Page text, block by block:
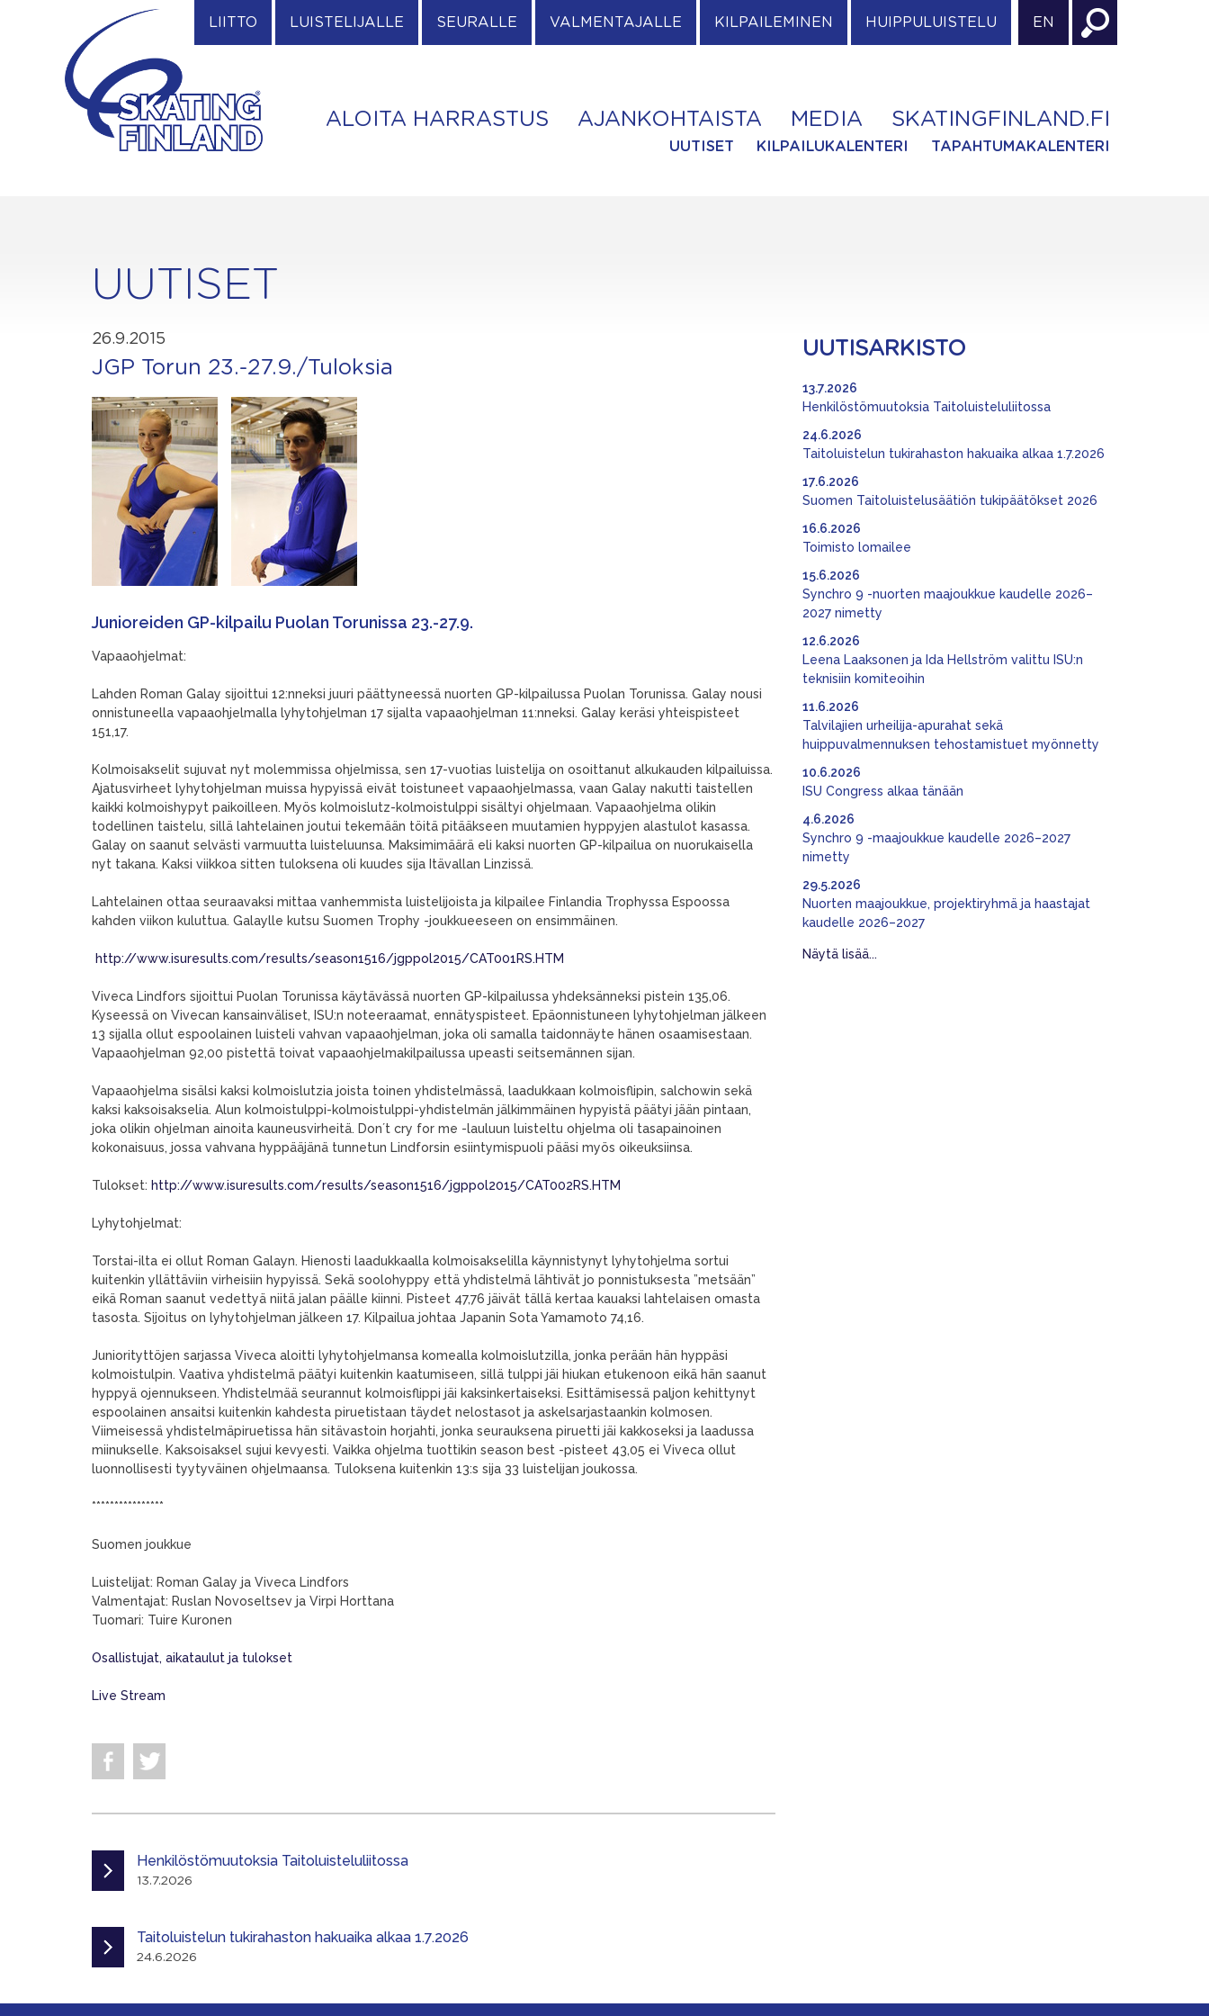
LIITTO LUISTELIJALLE SEURALLE VALMENTAJALLE KILPAILEMINEN HUIPPULUISTELU EN
ALOITA HARRASTUS AJANKOHTAISTA MEDIA SKATINGFINLAND.FI
UUTISET KILPAILUKALENTERI TAPAHTUMAKALENTERI
UUTISET
26.9.2015
JGP Torun 23.-27.9./Tuloksia
Junioreiden GP-kilpailu Puolan Torunissa 23.-27.9.
Vapaaohjelmat:
Lahden Roman Galay sijoittui 12:nneksi juuri päättyneessä nuorten GP-kilpailussa Puolan Torunissa. Galay nousi
onnistuneella vapaaohjelmalla lyhytohjelman 17 sijalta vapaaohjelman 11:nneksi. Galay keräsi yhteispisteet
151,17.
Kolmoisakselit sujuvat nyt molemmissa ohjelmissa, sen 17-vuotias luistelija on osoittanut alkukauden kilpailuissa.
Ajatusvirheet lyhytohjelman muissa hypyissä eivät toistuneet vapaaohjelmassa, vaan Galay nakutti taistellen
kaikki kolmoishypyt paikoilleen. Myös kolmoislutz-kolmoistulppi sisältyi ohjelmaan. Vapaaohjelma olikin
todellinen taistelu, sillä lahtelainen joutui tekemään töitä pitääkseen muutamien hyppyjen alastulot kasassa.
Galay on saanut selvästi varmuutta luisteluunsa. Maksimimäärä eli kaksi nuorten GP-kilpailua on nuorukaisella
nyt takana. Kaksi viikkoa sitten tuloksena oli kuudes sija Itävallan Linzissä.
Lahtelainen ottaa seuraavaksi mittaa vanhemmista luistelijoista ja kilpailee Finlandia Trophyssa Espoossa
kahden viikon kuluttua. Galaylle kutsu Suomen Trophy -joukkueeseen on ensimmäinen.
http://www.isuresults.com/results/season1516/jgppol2015/CAT001RS.HTM
Viveca Lindfors sijoittui Puolan Torunissa käytävässä nuorten GP-kilpailussa yhdeksänneksi pistein 135,06.
Kyseessä on Vivecan kansainväliset, ISU:n noteeraamat, ennätyspisteet. Epäonnistuneen lyhytohjelman jälkeen
13 sijalla ollut espoolainen luisteli vahvan vapaaohjelman, joka oli samalla taidonnäyte hänen osaamisestaan.
Vapaaohjelman 92,00 pistettä toivat vapaaohjelmakilpailussa upeasti seitsemännen sijan.
Vapaaohjelma sisälsi kaksi kolmoislutzia joista toinen yhdistelmässä, laadukkaan kolmoisflipin, salchowin sekä
kaksi kaksoisakselia. Alun kolmoistulppi-kolmoistulppi-yhdistelmän jälkimmäinen hypyistä päätyi jään pintaan,
joka olikin ohjelman ainoita kauneusvirheitä. Don´t cry for me -lauluun luisteltu ohjelma oli tasapainoinen
kokonaisuus, jossa vahvana hyppääjänä tunnetun Lindforsin esiintymispuoli pääsi myös oikeuksiinsa.
Tulokset: http://www.isuresults.com/results/season1516/jgppol2015/CAT002RS.HTM
Lyhytohjelmat:
Torstai-ilta ei ollut Roman Galayn. Hienosti laadukkaalla kolmoisakselilla käynnistynyt lyhytohjelma sortui
kuitenkin yllättäviin virheisiin hypyissä. Sekä soolohyppy että yhdistelmä lähtivät jo ponnistuksesta ”metsään”
eikä Roman saanut vedettyä niitä jalan päälle kiinni. Pisteet 47,76 jäivät tällä kertaa kauaksi lahtelaisen omasta
tasosta. Sijoitus on lyhytohjelman jälkeen 17. Kilpailua johtaa Japanin Sota Yamamoto 74,16.
Juniorityttöjen sarjassa Viveca aloitti lyhytohjelmansa komealla kolmoislutzilla, jonka perään hän hyppäsi
kolmoistulpin. Vaativa yhdistelmä päätyi kuitenkin kaatumiseen, sillä tulppi jäi hiukan etukenoon eikä hän saanut
hyppyä ojennukseen. Yhdistelmää seurannut kolmoisflippi jäi kaksinkertaiseksi. Esittämisessä paljon kehittynyt
espoolainen ansaitsi kuitenkin kahdesta piruetistaan täydet nelostasot ja askelsarjastaankin kolmosen.
Viimeisessä yhdistelmäpiruetissa hän sitävastoin horjahti, jonka seurauksena piruetti jäi kakkoseksi ja laadussa
miinukselle. Kaksoisaksel sujui kevyesti. Vaikka ohjelma tuottikin season best -pisteet 43,05 ei Viveca ollut
luonnollisesti tyytyväinen ohjelmaansa. Tuloksena kuitenkin 13:s sija 33 luistelijan joukossa.
****************
Suomen joukkue
Luistelijat: Roman Galay ja Viveca Lindfors
Valmentajat: Ruslan Novoseltsev ja Virpi Horttana
Tuomari: Tuire Kuronen
Osallistujat, aikataulut ja tulokset
Live Stream
Henkilöstömuutoksia Taitoluisteluliitossa
13.7.2026
Taitoluistelun tukirahaston hakuaika alkaa 1.7.2026
24.6.2026
UUTISARKISTO
Henkilöstömuutoksia Taitoluisteluliitossa
13.7.2026
Taitoluistelun tukirahaston hakuaika alkaa 1.7.2026
24.6.2026
Suomen Taitoluistelusäätiön tukipäätökset 2026
17.6.2026
Toimisto lomailee
16.6.2026
Synchro 9 -nuorten maajoukkue kaudelle 2026–
2027 nimetty
15.6.2026
Leena Laaksonen ja Ida Hellström valittu ISU:n
teknisiin komiteoihin
12.6.2026
Talvilajien urheilija-apurahat sekä
huippuvalmennuksen tehostamistuet myönnetty
11.6.2026
ISU Congress alkaa tänään
10.6.2026
Synchro 9 -maajoukkue kaudelle 2026–2027
nimetty
4.6.2026
Nuorten maajoukkue, projektiryhmä ja haastajat
kaudelle 2026–2027
29.5.2026
Näytä lisää...